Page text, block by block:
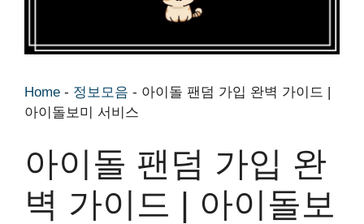
Home - 정보모음 - 아이돌 팬덤 가입 완벽 가이드 |
아이돌보미 서비스
아이돌 팬덤 가입 완
벽 가이드 | 아이돌보